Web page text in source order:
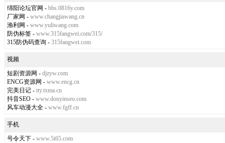
绵阳论坛官网 - bbs.0816y.com
厂家网 - www.changjiawang.cn
渔利网 - www.yuliwang.com
防伪标签 - www.315fangwei.com/315/
315防伪码查询 - 315fangwei.com
视频
短剧资源网 - djzyw.com
ENCG资源网 - www.encg.cn
完美日记 - tty.txma.cn
抖音SEO - www.douyinseo.com
风车动漫大全 - www.fgff.cn
手机
号令天下 - www.5i65.com